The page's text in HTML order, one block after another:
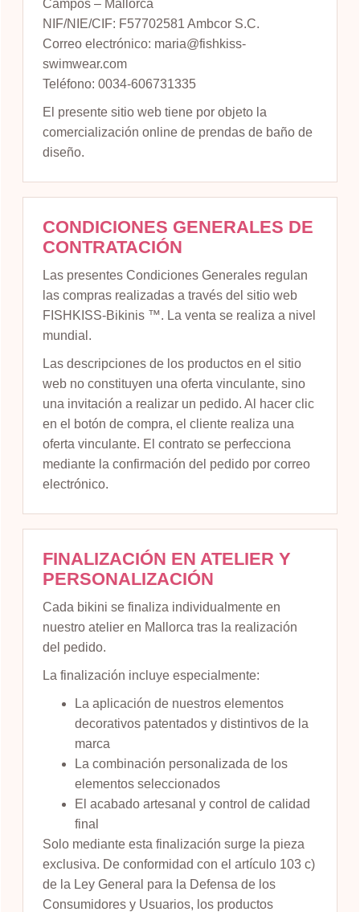
Campos – Mallorca
NIF/NIE/CIF: F57702581 Ambcor S.C.
Correo electrónico: maria@fishkiss-
swimwear.com
Teléfono: 0034-606731335
El presente sitio web tiene por objeto la
comercialización online de prendas de baño de
diseño.
CONDICIONES GENERALES DE
CONTRATACIÓN
Las presentes Condiciones Generales regulan
las compras realizadas a través del sitio web
FISHKISS-Bikinis ™. La venta se realiza a nivel
mundial.
Las descripciones de los productos en el sitio
web no constituyen una oferta vinculante, sino
una invitación a realizar un pedido. Al hacer clic
en el botón de compra, el cliente realiza una
oferta vinculante. El contrato se perfecciona
mediante la confirmación del pedido por correo
electrónico.
FINALIZACIÓN EN ATELIER Y
PERSONALIZACIÓN
Cada bikini se finaliza individualmente en
nuestro atelier en Mallorca tras la realización
del pedido.
La finalización incluye especialmente:
La aplicación de nuestros elementos
decorativos patentados y distintivos de la
marca
La combinación personalizada de los
elementos seleccionados
El acabado artesanal y control de calidad
final
Solo mediante esta finalización surge la pieza
exclusiva. De conformidad con el artículo 103 c)
de la Ley General para la Defensa de los
Consumidores y Usuarios, los productos